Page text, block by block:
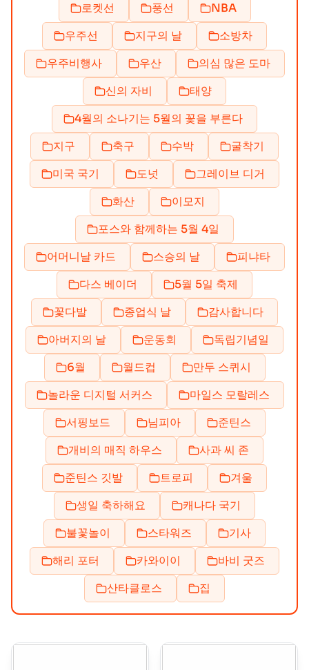
로켓선
풍선
NBA
우주선
지구의 날
소방차
우주비행사
우산
의심 많은 도마
신의 자비
태양
4월의 소나기는 5월의 꽃을 부른다
지구
축구 수박
굴착기
미국 국기
도넛
그레이브 디거
화산
이모지
포스와 함께하는 5월 4일
어머니날 카드
스승의 날
피냐타
다스 베이더
5월 5일 축제
꽃다발
종업식 날
감사합니다
아버지의 날
운동회
독립기념일
6월
월드컵
만두 스퀴시
놀라운 디지털 서커스
마일스 모랄레스
서핑보드
님피아
준틴스
개비의 매직 하우스
사과 씨 존
준틴스 깃발
트로피
겨울
생일 축하해요
캐나다 국기
불꽃놀이
스타워즈
기사
해리 포터
카와이이
바비 굿즈
산타클로스
집